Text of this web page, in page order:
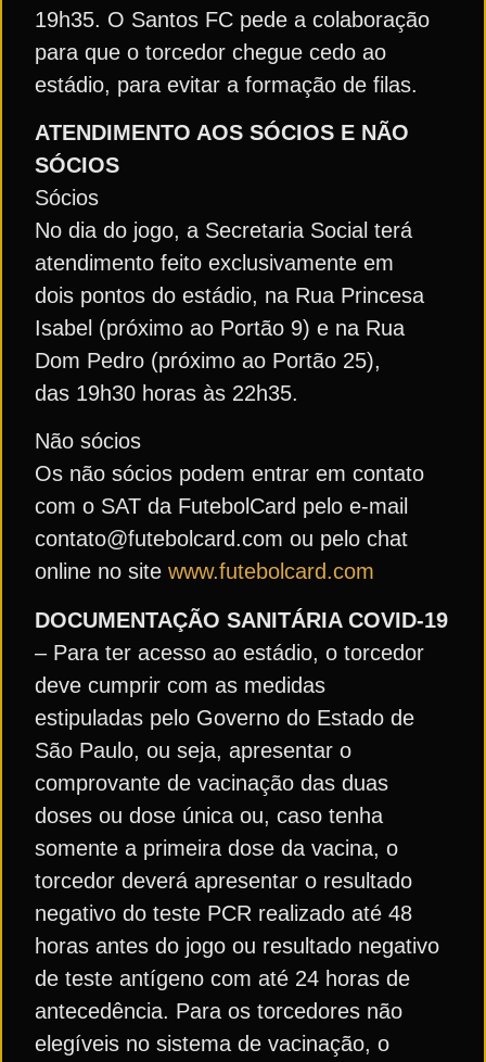
19h35. O Santos FC pede a colaboração
para que o torcedor chegue cedo ao
estádio, para evitar a formação de filas.
ATENDIMENTO AOS SÓCIOS E NÃO
SÓCIOS
Sócios
No dia do jogo, a Secretaria Social terá
atendimento feito exclusivamente em
dois pontos do estádio, na Rua Princesa
Isabel (próximo ao Portão 9) e na Rua
Dom Pedro (próximo ao Portão 25),
das 19h30 horas às 22h35.
Não sócios
Os não sócios podem entrar em contato
com o SAT da FutebolCard pelo e-mail
contato@futebolcard.com ou pelo chat
online no site www.futebolcard.com
DOCUMENTAÇÃO SANITÁRIA COVID-19
– Para ter acesso ao estádio, o torcedor
deve cumprir com as medidas
estipuladas pelo Governo do Estado de
São Paulo, ou seja, apresentar o
comprovante de vacinação das duas
doses ou dose única ou, caso tenha
somente a primeira dose da vacina, o
torcedor deverá apresentar o resultado
negativo do teste PCR realizado até 48
horas antes do jogo ou resultado negativo
de teste antígeno com até 24 horas de
antecedência. Para os torcedores não
elegíveis no sistema de vacinação, o